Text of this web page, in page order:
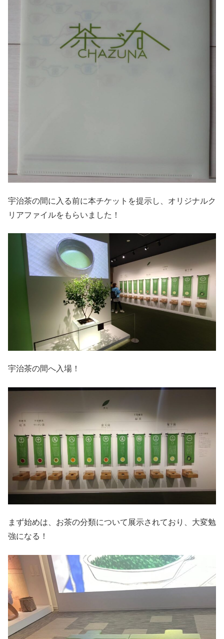
宇治茶の間に入る前に本チケットを提示し、オリジナルク
リアファイルをもらいました！
宇治茶の間へ入場！
まず始めは、お茶の分類について展示されており、大変勉
強になる！